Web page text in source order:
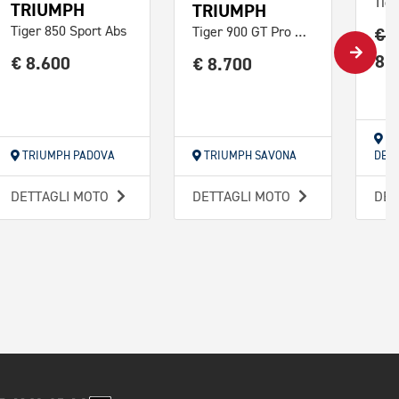
TRIUMPH
Tiger 850 Sport Abs
€ 8.600
TRIUMPH PADOVA
DETTAGLI MOTO
TRIUMPH
Tiger 900 GT Pro Abs
€ 8.700
TRIUMPH SAVONA
DETTAGLI MOTO
€